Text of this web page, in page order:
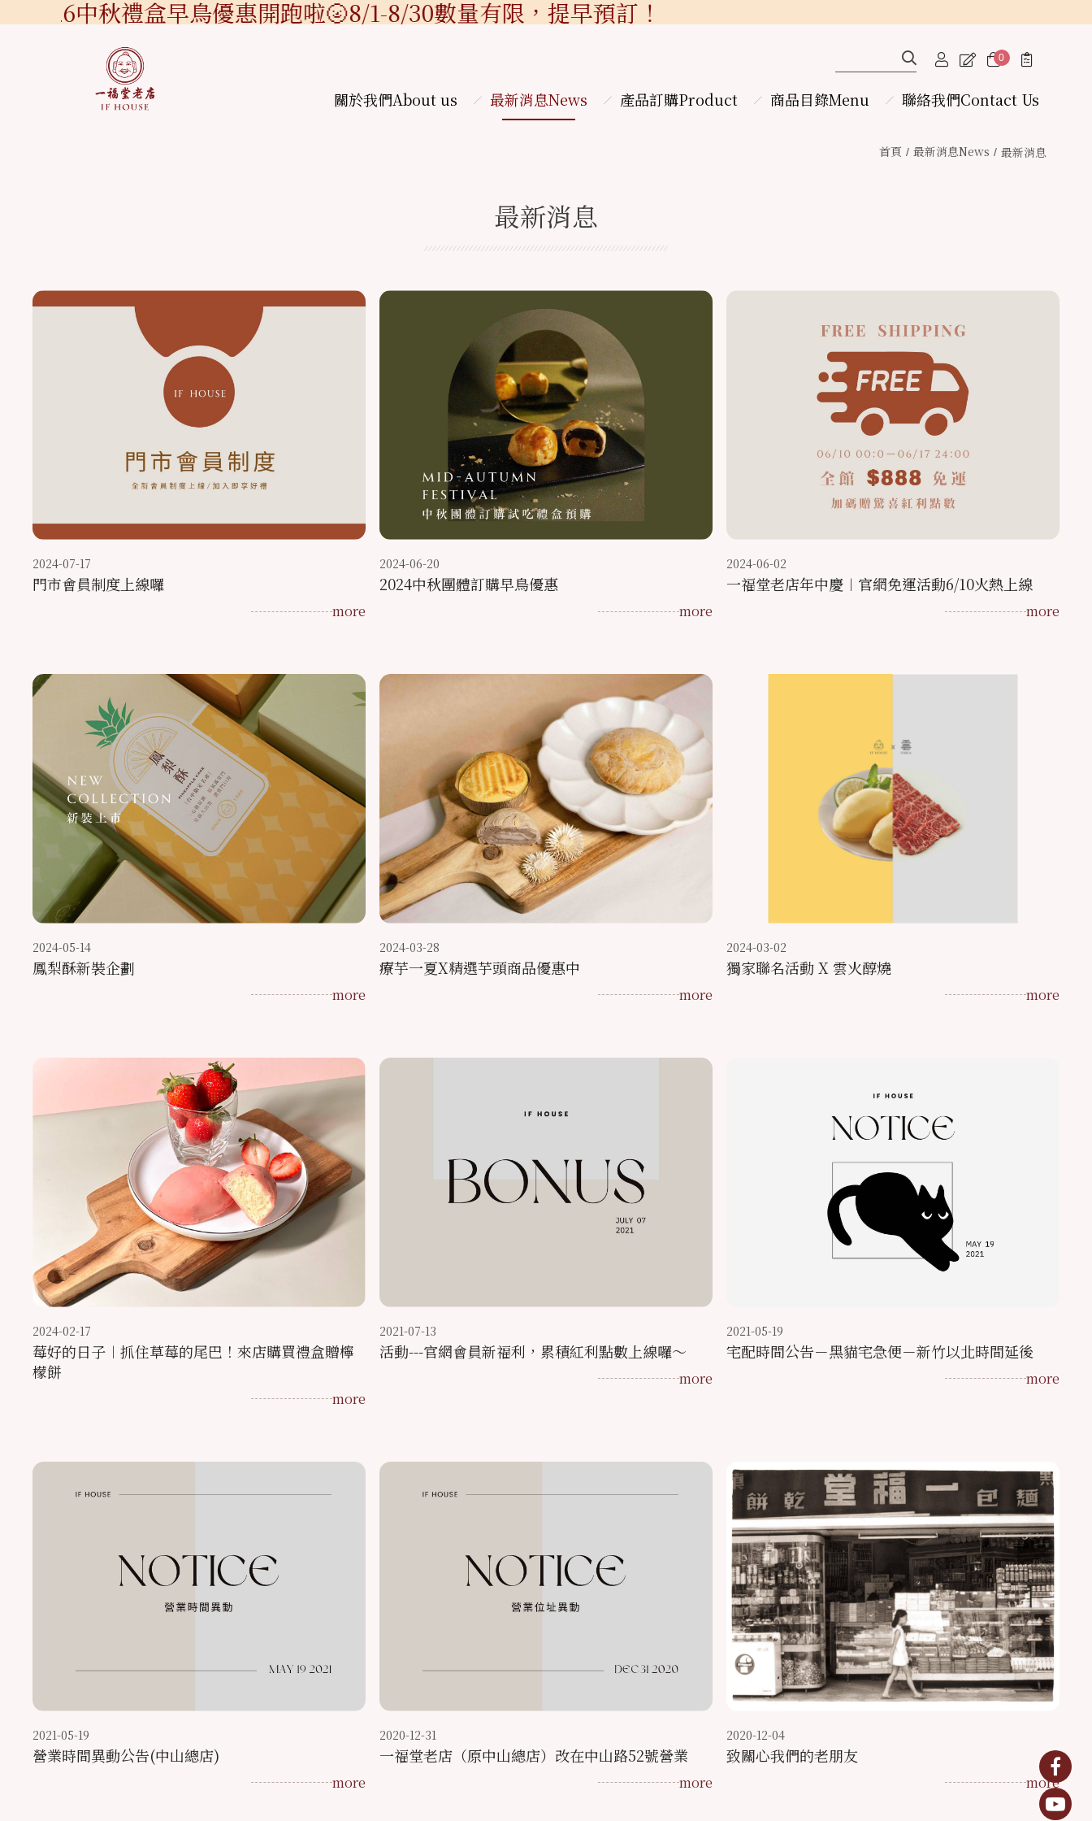
2026中秋禮盒早鳥優惠開跑啦🌝8/1-8/30數量有限，提早預訂！
0
關於我們About us 最新消息News 產品訂購Product 商品目錄Menu 聯絡我們Contact Us
首頁 最新消息News 最新消息
最新消息
2024-07-17
門市會員制度上線囉
more
2024-06-20
2024中秋團體訂購早鳥優惠
more
2024-06-02
一福堂老店年中慶︱官網免運活動6/10火熱上線
more
2024-05-14
鳳梨酥新裝企劃
more
2024-03-28
療芋一夏X精選芋頭商品優惠中
more
2024-03-02
獨家聯名活動 X 雲火醇燒
more
2024-02-17
莓好的日子︱抓住草莓的尾巴！來店購買禮盒贈檸
檬餅
more
2021-07-13
活動---官網會員新福利，累積紅利點數上線囉～
more
2021-05-19
宅配時間公告－黑貓宅急便－新竹以北時間延後
more
2021-05-19
營業時間異動公告(中山總店)
more
2020-12-31
一福堂老店（原中山總店）改在中山路52號營業
more
2020-12-04
致關心我們的老朋友
more